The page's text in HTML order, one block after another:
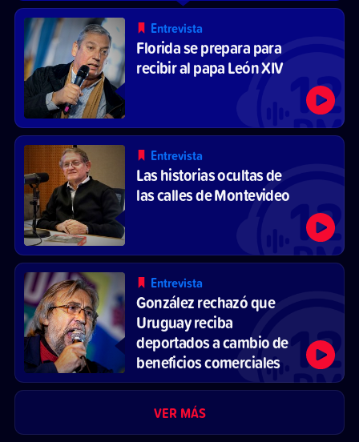
Entrevista
Florida se prepara para
recibir al papa León XIV
Entrevista
Las historias ocultas de
las calles de Montevideo
Entrevista
González rechazó que
Uruguay reciba
deportados a cambio de
beneficios comerciales
VER MÁS